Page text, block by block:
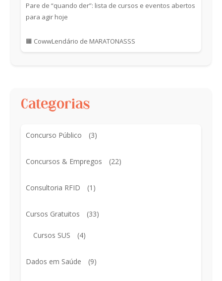
Pare de “quando der”: lista de cursos e eventos abertos
para agir hoje
🟧 CowwLendário de MARATONASSS
Categorias
Concurso Público (3)
Concursos & Empregos (22)
Consultoria RFID (1)
Cursos Gratuitos (33)
Cursos SUS (4)
Dados em Saúde (9)